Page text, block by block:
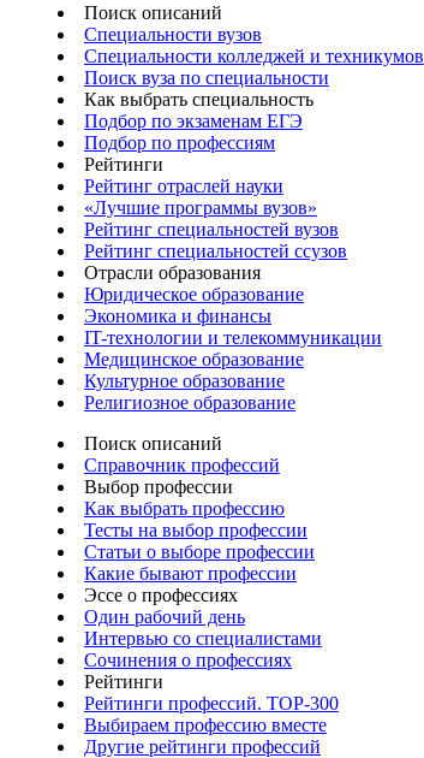
Поиск описаний
Специальности вузов
Специальности колледжей и техникумов
Поиск вуза по специальности
Как выбрать специальность
Подбор по экзаменам ЕГЭ
Подбор по профессиям
Рейтинги
Рейтинг отраслей науки
«Лучшие программы вузов»
Рейтинг специальностей вузов
Рейтинг специальностей ссузов
Отрасли образования
Юридическое образование
Экономика и финансы
IT-технологии и телекоммуникации
Медицинское образование
Культурное образование
Религиозное образование
Поиск описаний
Справочник профессий
Выбор профессии
Как выбрать профессию
Тесты на выбор профессии
Статьи о выборе профессии
Какие бывают профессии
Эссе о профессиях
Один рабочий день
Интервью со специалистами
Сочинения о профессиях
Рейтинги
Рейтинги профессий. TOP-300
Выбираем профессию вместе
Другие рейтинги профессий